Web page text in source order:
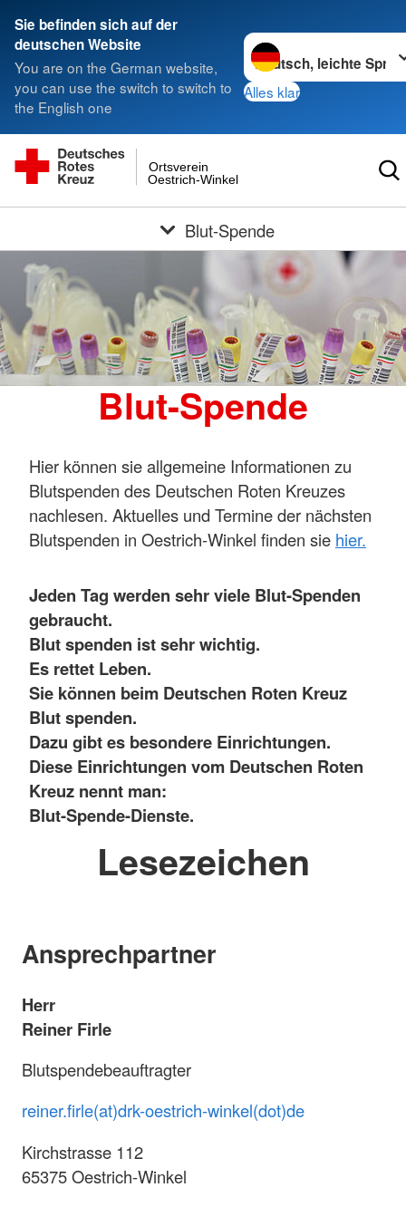
Sie befinden sich auf der
deutschen Website
You are on the German website,
you can use the switch to switch to
the English one
Sprache wechseln zu
Alles klar
Oestrich-Winkel
Ortsverein
Blut-Spende
Blut-Spende
Hier können sie allgemeine Informationen zu
Blutspenden des Deutschen Roten Kreuzes
nachlesen. Aktuelles und Termine der nächsten
Blutspenden in Oestrich-Winkel finden sie hier.
Jeden Tag werden sehr viele Blut-Spenden
gebraucht.
Blut spenden ist sehr wichtig.
Es rettet Leben.
Sie können beim Deutschen Roten Kreuz
Blut spenden.
Dazu gibt es besondere Einrichtungen.
Diese Einrichtungen vom Deutschen Roten
Kreuz nennt man:
Blut-Spende-Dienste.
Lesezeichen
Ansprechpartner
Herr
Reiner Firle
Blutspendebeauftragter
reiner.firle(at)drk-oestrich-winkel(dot)de
Kirchstrasse 112
65375 Oestrich-Winkel